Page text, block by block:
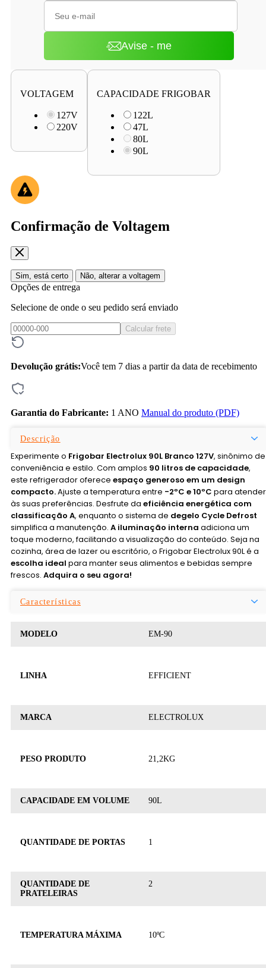
Avise - me
VOLTAGEM
127V
220V
CAPACIDADE FRIGOBAR
122L
47L
80L
90L
Confirmação de Voltagem
Sim, está certo Não, alterar a voltagem
Opções de entrega
Selecione de onde o seu pedido será enviado
Calcular frete
Devolução grátis:Você tem 7 dias a partir da data de recebimento
Garantia do Fabricante: 1 ANO Manual do produto (PDF)
Descrição
Experimente o Frigobar Electrolux 90L Branco 127V, sinônimo de
conveniência e estilo. Com amplos 90 litros de capacidade,
este refrigerador oferece espaço generoso em um design
compacto.Ajuste a temperatura entre -2ºC e 10ºC para atender
às suas preferências. Desfrute da eficiência energética com
classificação A, enquanto o sistema de degelo Cycle Defrost
simplifica a manutenção. A iluminação interna adiciona um
toque moderno, facilitando a visualização do conteúdo. Seja na
cozinha, área de lazer ou escritório, o Frigobar Electrolux 90L é a
escolha ideal para manter seus alimentos e bebidas sempre
frescos. Adquira o seu agora!
Características
MODELO EM-90
LINHA EFFICIENT
MARCA ELECTROLUX
PESO PRODUTO 21,2KG
CAPACIDADE EM VOLUME 90L
QUANTIDADE DE PORTAS 1
QUANTIDADE DE
PRATELEIRAS
2
TEMPERATURA MÁXIMA 10ºC